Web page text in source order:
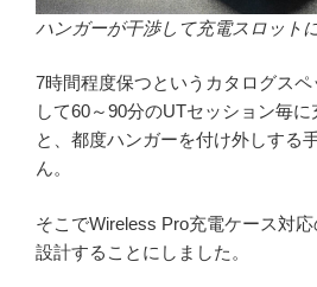
ハンガーが干渉して充電スロット
7時間程度保つというカタログス
して60～90分のUTセッション毎
と、都度ハンガーを付け外しする
ん。
そこでWireless Pro充電ケース対
設計することにしました。